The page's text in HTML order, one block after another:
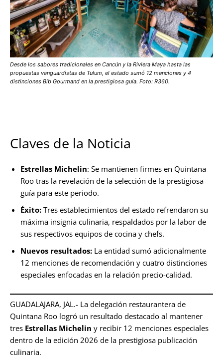
Desde los sabores tradicionales en Cancún y la Riviera Maya hasta las
propuestas vanguardistas de Tulum, el estado sumó 12 menciones y 4
distinciones Bib Gourmand en la prestigiosa guía. Foto: R360.
Claves de la Noticia
Estrellas Michelin: Se mantienen firmes en Quintana
Roo tras la revelación de la selección de la prestigiosa
guía para este periodo.
Éxito: Tres establecimientos del estado refrendaron su
máxima insignia culinaria, respaldados por la labor de
sus respectivos equipos de cocina y chefs.
Nuevos resultados: La entidad sumó adicionalmente
12 menciones de recomendación y cuatro distinciones
especiales enfocadas en la relación precio-calidad.
GUADALAJARA, JAL.- La delegación restaurantera de
Quintana Roo logró un resultado destacado al mantener
tres Estrellas Michelin y recibir 12 menciones especiales
dentro de la edición 2026 de la prestigiosa publicación
culinaria.